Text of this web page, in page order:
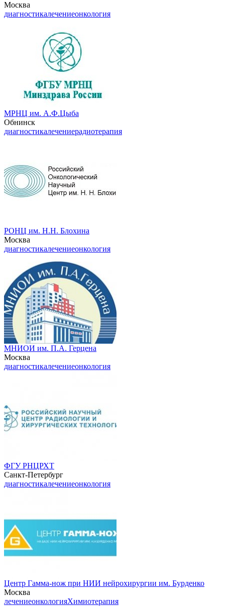
Москва
диагностикалечениеонкология
МРНЦ им. А.Ф.Цыба
Обнинск
диагностикалечениерадиотерапия
РОНЦ им. Н.Н. Блохина
Москва
диагностикалечениеонкология
МНИОИ им. П.А. Герцена
Москва
диагностикалечениеонкология
ФГУ РНЦРХТ
Санкт-Петербург
диагностикалечениеонкология
Центр Гамма-нож при НИИ нейрохирургии им. Бурденко
Москва
лечениеонкологияХимиотерапия